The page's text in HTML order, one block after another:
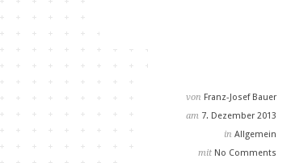
von Franz-Josef Bauer
am 7. Dezember 2013
in Allgemein
mit No Comments